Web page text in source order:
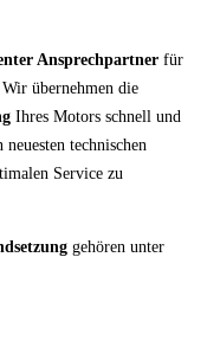
Ansprechpartner für
. Wir übernehmen die
Ihres Motors schnell und
technischen
Service zu
gehören unter